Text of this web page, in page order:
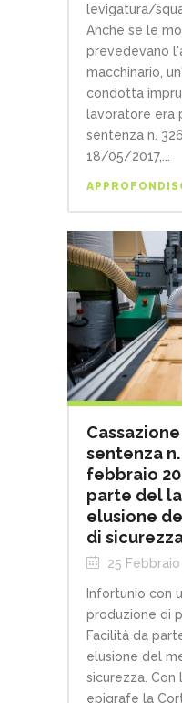
levigatura/
Anche se le
prevedevano
macchinario,
condotta
lavoratore era
sentenza n.
18/05/2017,...
sentenza
febbraio
parte del
elusione
di
25
Infortunio con
produzione di
Facilità da
elusione del
sicurezza. Con
epigrafe la